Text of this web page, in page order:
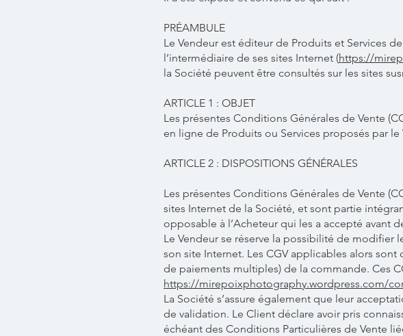
PRÉAMBULE
Le Vendeur est éditeur de Produits et Services
l’intermédiaire de ses sites Internet (https://
la Société peuvent être consultés sur les sites
ARTICLE 1 : OBJET
Les présentes Conditions Générales de Vente
en ligne de Produits ou Services proposés par le
ARTICLE 2 : DISPOSITIONS GÉNÉRALES
Les présentes Conditions Générales de Vente
sites Internet de la Société, et sont partie
opposable à l’Acheteur qui les a accepté avant
Le Vendeur se réserve la possibilité de modifier
son site Internet. Les CGV applicables alors
de paiements multiples) de la commande. Ces
https://mirepoixphotography.wordpress.com/
La Société s’assure également que leur
de validation. Le Client déclare avoir pris
échéant des Conditions Particulières de Vente